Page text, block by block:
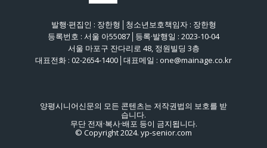
발행·편집인 : 장한형│청소년보호책임자 : 장한형
등록번호 : 서울 아55087│등록·발행일 : 2023-10-04
서울 마포구 잔다리로 48, 정원빌딩 3층
대표전화 : 02-2654-1400│대표메일 : one@mainage.co.kr
양평시니어신문의 모든 콘텐츠는 저작권법의 보호를 받
습니다.
무단 전재·복사·배포 등이 금지됩니다.
© Copyright 2024. yp-senior.com